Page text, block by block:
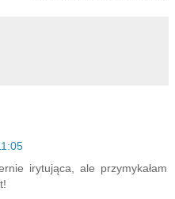
irytująca, ale przymykałam